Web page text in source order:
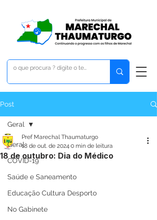
Post
Geral
COVID-19
Saúde e Saneamento
Educação Cultura Desporto
No Gabinete
Geral
18 de outubro: Dia do Médico
Pref Marechal Thaumaturgo
18 de out. de 2024 0 min de leitura